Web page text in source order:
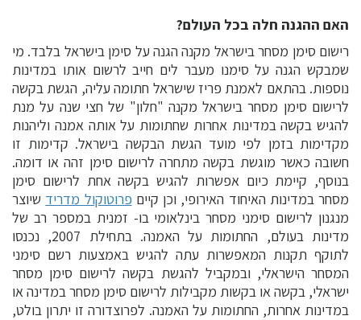
האם ההגנה חלה בכל העולם?
רישום סימן מסחר בישראל מקנה הגנה על סימן בישראל בלבד. מי
שמבקש הגנה על סימנו מעבר לים חייב לרשום אותו במדינות
נוספות. בהתאם לאמנת פריז שישראל חתומה עליה, הגשת בקשה
לרישום סימן מסחר בישראל מקנה "חלון" של חצי שנה על מנת
להגיש בקשה במדינות אחרות שחתומות על אותה אמנה וליהנות
מקדימות בזמן לפי מועד הגשת הבקשה בישראל. קדימות זו
חשובה כאשר מוגשת בקשה מתחרה לרישום סימן זהה או דומה.
בנוסף, קיימת כיום אפשרות להגיש בקשה אחת לרישום סימן
מסחר במדינות האיחוד האירופי, וכן קיים פרוטוקול מדריד שיוצר
מנגנון לרישום סימני מסחר בינלאומי בו- זמנית במספר רב של
מדינות בעולם, החתומות על האמנה. בתחילת 2007, נכנסו
לתוקף תקנות המאפשרות עתה להגיש באמצעות רשם סימני
המסחר הישראלי, ובמקביל להגשת בקשה לרישום סימן מסחר
ישראלי, בקשה או בקשות מקבילות לרישום סימן מסחר במדינה או
במדינות אחרות, החתומות על האמנה. לפרוצדורה זו יתרון בולט,